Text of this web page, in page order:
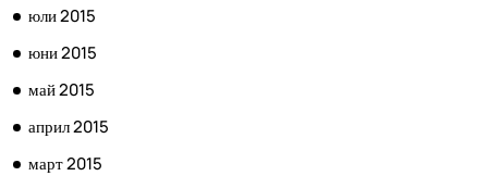
юли 2015
юни 2015
май 2015
април 2015
март 2015